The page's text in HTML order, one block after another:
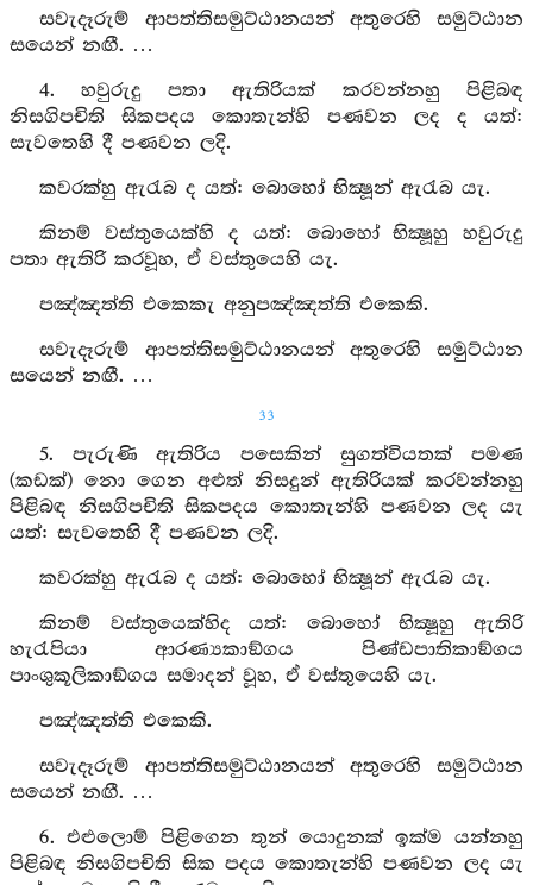
සවැදෑරුම් ආපත්තිසමුට්ඨානයන් අතුරෙහි සමුට්ඨාන
සයෙන් නඟී. …
4. හවුරුදු පතා ඇතිරියක් කරවන්නහු පිළිබඳ
නිසගිපචිති සිකපදය කොතැන්හි පණවන ලද ද යත්:
සැවතෙහි දී පණවන ලදි.
කවරක්හු ඇරැබ ද යත්: බොහෝ භික්‍ෂූන් ඇරැබ යැ.
කිනම් වස්තුයෙක්හි ද යත්: බොහෝ භික්‍ෂූහු හවුරුදු
පතා ඇතිරි කරවූහ, ඒ වස්තුයෙහි යැ.
පඤ්ඤත්ති එකෙකැ අනුපඤ්ඤත්ති එකෙකි.
සවැදෑරුම් ආපත්තිසමුට්ඨානයන් අතුරෙහි සමුට්ඨාන
සයෙන් නඟී. …
33
5. පැරුණි ඇතිරිය පසෙකින් සුගත්වියතක් පමණ
(කඩක්) නො ගෙන අළුත් නිසදුන් ඇතිරියක් කරවන්නහු
පිළිබඳ නිසගිපචිති සිකපදය කොතැන්හි පණවන ලද යැ
යත්: සැවතෙහි දී පණවන ලදි.
කවරක්හු ඇරැබ ද යත්: බොහෝ භික්‍ෂූන් ඇරැබ යැ.
කිනම් වස්තුයෙක්හිද යත්: බොහෝ භික්‍ෂූහු ඇතිරි
හැරැපියා ආරණ්‍යකාඞ්ගය පිණ්ඩපාතිකාඞ්ගය
පාංශුකූලිකාඞ්ගය සමාදන් වූහ, ඒ වස්තුයෙහි යැ.
පඤ්ඤත්ති එකෙකි.
සවැදෑරුම් ආපත්තිසමුට්ඨානයන් අතුරෙහි සමුට්ඨාන
සයෙන් නඟී. …
6. එළුලොම් පිළිගෙන තුන් යොදුනක් ඉක්ම යන්නහු
පිළිබඳ නිසගිපචිති සික පදය කොතැන්හි පණවන ලද යැ